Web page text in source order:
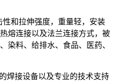
性和拉伸强度，重量轻，安装
熔连接以及法兰连接方式，被
染料、给排水、食品、医药、
焊接设备以及专业的技术支持